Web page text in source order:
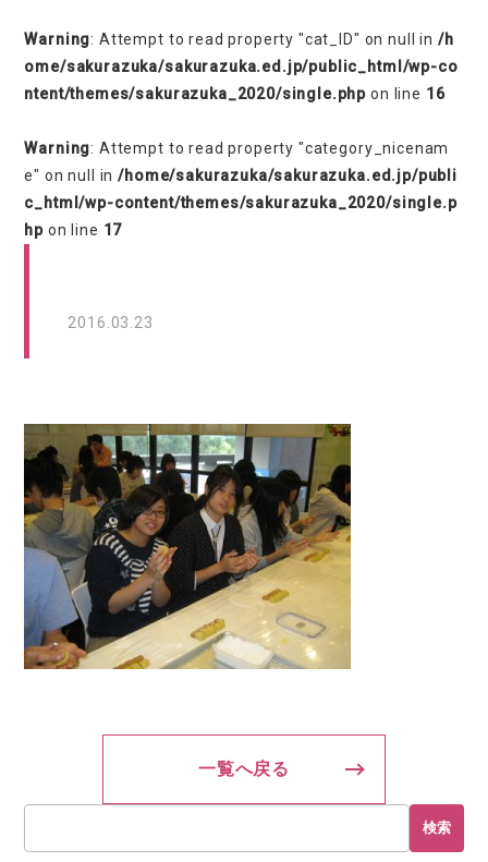
Warning: Attempt to read property "cat_ID" on null in /h
ome/sakurazuka/sakurazuka.ed.jp/public_html/wp-co
ntent/themes/sakurazuka_2020/single.php on line 16
Warning: Attempt to read property "category_nicenam
e" on null in/home/sakurazuka/sakurazuka.ed.jp/publi
c_html/wp-content/themes/sakurazuka_2020/single.p
hp on line 17
2016.03.23
一覧へ戻る
検索